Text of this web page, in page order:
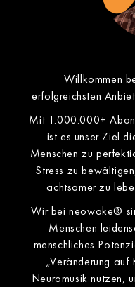
Willkommen
erfolgreichsten
Mit 1.000.000+
ist es unser Ziel
Menschen zu
Stress zu
achtsamer zu
Wir bei neowake®
Menschen
menschliches
„Veränderung
Neuromusik nutzen,